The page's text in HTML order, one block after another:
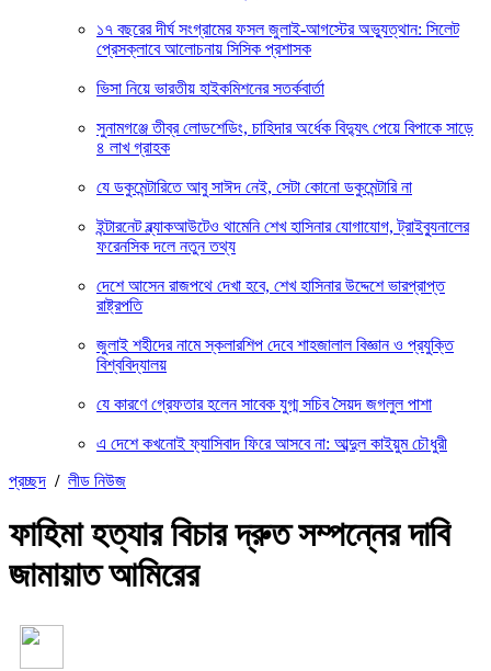
১৭ বছরের দীর্ঘ সংগ্রামের ফসল জুলাই-আগস্টের অভ্যুত্থান: সিলেট
প্রেসক্লাবে আলোচনায় সিসিক প্রশাসক
ভিসা নিয়ে ভারতীয় হাইকমিশনের সতর্কবার্তা
সুনামগঞ্জে তীব্র লোডশেডিং, চাহিদার অর্ধেক বিদ্যুৎ পেয়ে বিপাকে সাড়ে
৪ লাখ গ্রাহক
যে ডকুমেন্টারিতে আবু সাঈদ নেই, সেটা কোনো ডকুমেন্টারি না
ইন্টারনেট ব্ল্যাকআউটেও থামেনি শেখ হাসিনার যোগাযোগ, ট্রাইব্যুনালের
ফরেনসিক দলে নতুন তথ্য
দেশে আসেন রাজপথে দেখা হবে, শেখ হাসিনার উদ্দেশে ভারপ্রাপ্ত
রাষ্ট্রপতি
জুলাই শহীদের নামে স্কলারশিপ দেবে শাহজালাল বিজ্ঞান ও প্রযুক্তি
বিশ্ববিদ্যালয়
যে কারণে গ্রেফতার হলেন সাবেক যুগ্ম সচিব সৈয়দ জগলুল পাশা
এ দেশে কখনোই ফ্যাসিবাদ ফিরে আসবে না: আব্দুল কাইয়ুম চৌধুরী
প্রচ্ছদ / লীড নিউজ
ফাহিমা হত্যার বিচার দ্রুত সম্পন্নের দাবি
জামায়াত আমিরের